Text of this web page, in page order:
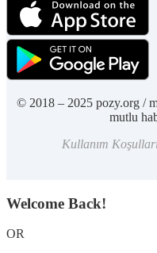
© 2018 – 2025 pozy.org /
mutlu
Kullanım
Welcome Back!
OR